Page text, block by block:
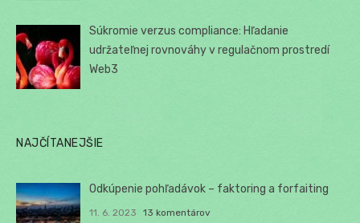
Súkromie verzus compliance: Hľadanie
udržateľnej rovnováhy v regulačnom prostredí
Web3
NAJČÍTANEJŠIE
Odkúpenie pohľadávok – faktoring a forfaiting
11. 6. 2023 13 komentárov